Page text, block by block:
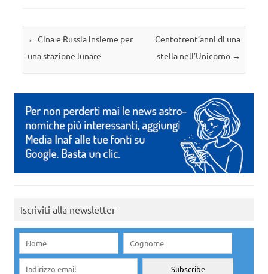
Navigazione articolo
← Cina e Russia insieme per
una stazione lunare
Centotrent’anni di una
stella nell’Unicorno →
Iscriviti alla newsletter